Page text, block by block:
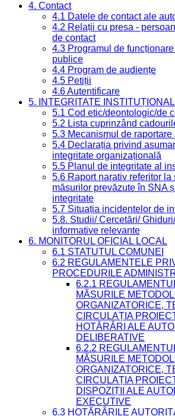
4. Contact
4.1 Datele de contact ale
4.2 Relații cu presa -
de contact
4.3 Programul de
publice
4.4 Program de audiențe
4.5 Petiții
4.6 Autentificare
5. INTEGRITATE
5.1 Cod etic/deontologic/de
5.2 Lista cuprinzând
5.3 Mecanismul de
5.4 Declarația privind
integritate organizațională
5.5 Planul de integritate al
5.6 Raport narativ referitor
măsurilor prevăzute în SNA
integritate
5.7 Situația incidentelor de
5.8. Studii/ Cercetări/
informative relevante
6. MONITORUL OFICIAL LOCAL
6.1 STATUTUL COMUNEI
6.2 REGULAMENTELE
PROCEDURILE
6.2.1
MĂSURILE
ORGANIZATORICE,
CIRCULAȚIA
HOTĂRÂRI ALE
DELIBERATIVE
6.2.2
MĂSURILE
ORGANIZATORICE,
CIRCULAȚIA
DISPOZIȚII ALE
EXECUTIVE
6.3 HOTĂRÂRILE